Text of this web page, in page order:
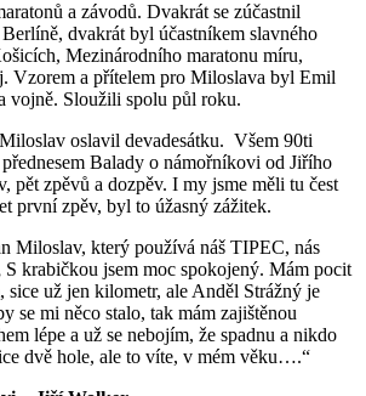
a závodů. Dvakrát se zúčastnil
dvakrát byl účastníkem slavného
Mezinárodního maratonu míru,
Vzorem a přítelem pro Miloslava byl Emil
vojně. Sloužili spolu půl roku.
oslavil devadesátku. Všem 90ti
Balady o námořníkovi od Jiřího
pět zpěvů a dozpěv. I my jsme měli tu čest
první zpěv, byl to úžasný zážitek.
Miloslav, který používá náš TIPEC, nás
krabičkou jsem moc spokojený. Mám pocit
sice už jen kilometr, ale Anděl Strážný je
se mi něco stalo, tak mám zajištěnou
lépe a už se nebojím, že spadnu a nikdo
dvě hole, ale to víte, v mém věku….“